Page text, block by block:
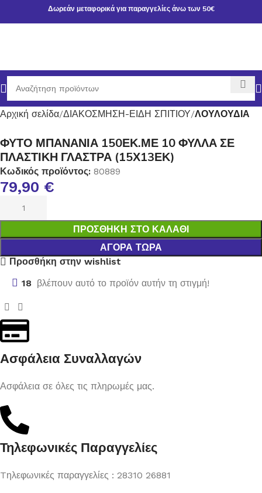
Δωρεάν μεταφορικά για παραγγελίες άνω των 50€
Αρχική σελίδα ΔΙΑΚΟΣΜΗΣΗ-ΕΙΔΗ ΣΠΙΤΙΟΥ ΛΟΥΛΟΥΔΙΑ
ΦΥΤΟ ΜΠΑΝΑΝΙΑ 150ΕΚ.ΜΕ 10 ΦΥΛΛΑ ΣΕ
ΠΛΑΣΤΙΚΗ ΓΛΑΣΤΡΑ (15Χ13ΕΚ)
Κωδικός προϊόντος: 80889
79,90 €
ΠΡΟΣΘΉΚΗ ΣΤΟ ΚΑΛΆΘΙ
ΑΓΟΡΆ ΤΏΡΑ
Προσθήκη στην wishlist
18 βλέπουν αυτό το προϊόν αυτήν τη στιγμή!
Ασφάλεια Συναλλαγών
Ασφάλεια σε όλες τις πληρωμές μας.
Τηλεφωνικές Παραγγελίες
Tηλεφωνικές παραγγελίες : 28310 26881